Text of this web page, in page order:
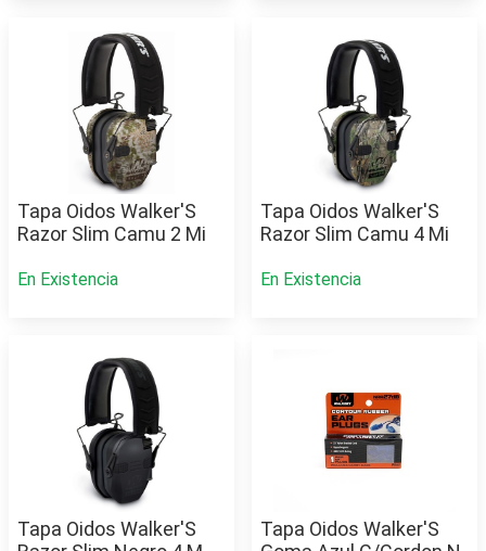
Tapa Oidos Walker'S
Razor Slim Camu 2 Mi
En Existencia
Tapa Oidos Walker'S
Razor Slim Camu 4 Mi
En Existencia
Tapa Oidos Walker'S
Tapa Oidos Walker'S